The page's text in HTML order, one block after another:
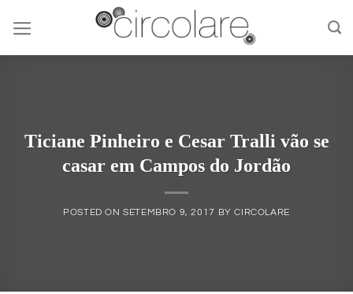
content
Ticiane Pinheiro e Cesar Tralli vão se
casar em Campos do Jordão
POSTED ONSETEMBRO 9, 2017 BYCIRCOLARE